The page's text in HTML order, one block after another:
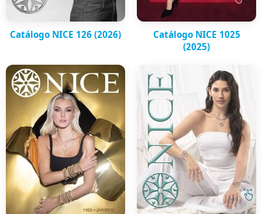
Catálogo NICE 126 (2026)
Catálogo NICE 1025
(2025)